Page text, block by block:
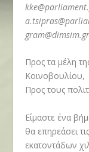
gram@dimsim.gr
Προς τα μέλη
Κοινοβουλίου,
Προς τους
Είμαστε ένα
θα επηρεάσει
εκατοντάδων